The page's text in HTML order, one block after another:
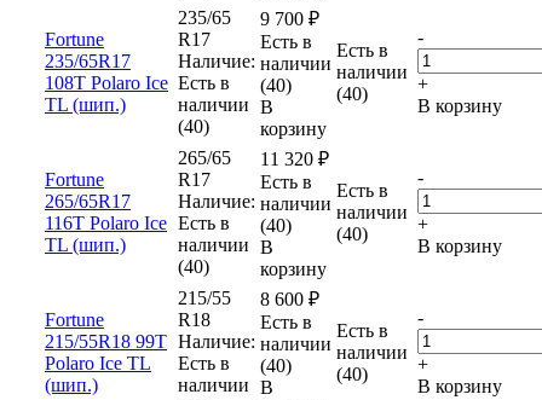
Fortune
235/65R17
108T Polaro Ice
TL (шип.)
235/65
R17
Наличие:
Есть в
наличии
(40)
9 700 ₽
Есть в
наличии
(40)
В
корзину
Есть в
наличии
(40)
-
+
В корзину
Fortune
265/65R17
116T Polaro Ice
TL (шип.)
265/65
R17
Наличие:
Есть в
наличии
(40)
11 320 ₽
Есть в
наличии
(40)
В
корзину
Есть в
наличии
(40)
-
+
В корзину
Fortune
215/55R18 99T
Polaro Ice TL
(шип.)
215/55
R18
Наличие:
Есть в
наличии
8 600 ₽
Есть в
наличии
(40)
В
Есть в
наличии
(40)
-
+
В корзину